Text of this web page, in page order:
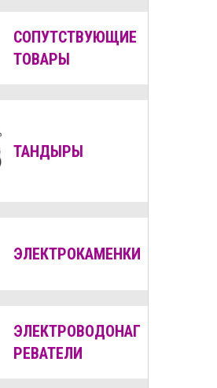
СОПУТСТВУЮЩИЕ
ТОВАРЫ
ТАНДЫРЫ
ЭЛЕКТРОКАМЕНКИ
ЭЛЕКТРОВОДОНАГ
РЕВАТЕЛИ